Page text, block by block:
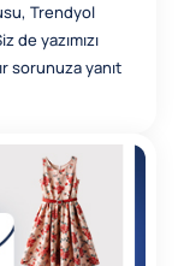
Trendyol
de yazımızı
sorunuza yanıt